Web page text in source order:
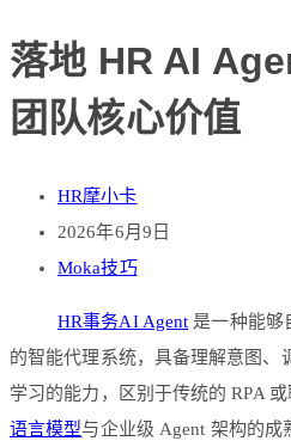
落地 HR AI
团队核心价值
HR摩小卡
2026年6月9日
Moka技巧
HR事务AI Agent 是一种能够
的智能代理系统，具备理解意图、
学习的能力，区别于传统的 RPA
语言模型与企业级 Agent 架构的成